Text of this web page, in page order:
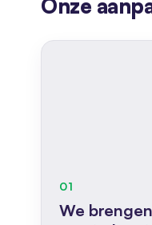
Onze
01
We